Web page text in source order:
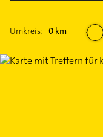
Umkreis: 0 km